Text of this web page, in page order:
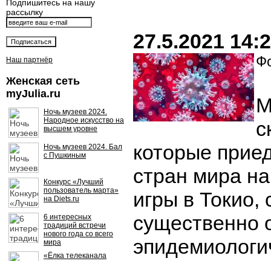
Подпишитесь на нашу
рассылку
Наш партнёр
Женская сеть
myJulia.ru
Ночь музеев 2024.
Народное искусство на
высшем уровне
Ночь музеев 2024. Бал
с Пушкиным
Конкурс «Лучший
пользователь марта»
на Diets.ru
6 интересных
традиций встречи
нового года со всего
мира
«Ёлка телеканала
27.5.2021
которые
стран мира
игры в Токио,
существенно